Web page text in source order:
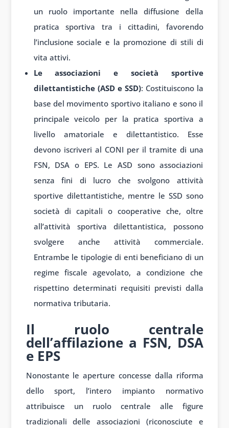
un ruolo importante nella diffusione della
pratica sportiva tra i cittadini, favorendo
l’inclusione sociale e la promozione di stili di
vita attivi.
Le associazioni e società sportive
dilettantistiche (ASD e SSD): Costituiscono la
base del movimento sportivo italiano e sono il
principale veicolo per la pratica sportiva a
livello amatoriale e dilettantistico. Esse
devono iscriveri al CONI per il tramite di una
FSN, DSA o EPS. Le ASD sono associazioni
senza fini di lucro che svolgono attività
sportive dilettantistiche, mentre le SSD sono
società di capitali o cooperative che, oltre
all’attività sportiva dilettantistica, possono
svolgere anche attività commerciale.
Entrambe le tipologie di enti beneficiano di un
regime fiscale agevolato, a condizione che
rispettino determinati requisiti previsti dalla
normativa tributaria.
Il ruolo centrale
dell’affilazione a FSN, DSA
e EPS
Nonostante le aperture concesse dalla riforma
dello sport, l’intero impianto normativo
attribuisce un ruolo centrale alle figure
tradizionali delle associazioni (riconosciute e